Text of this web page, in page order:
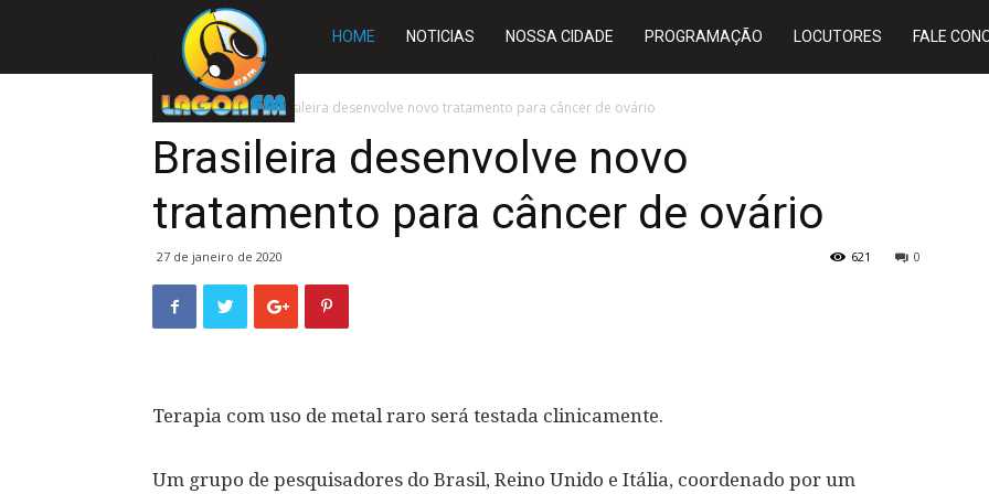
Rádio
Lagoa
FM
HOME NOTICIAS NOSSA CIDADE PROGRAMAÇÃO LOCUTORES FALE
Início BRASIL Brasileira desenvolve novo tratamento para câncer de ovário
Brasileira desenvolve novo
tratamento para câncer de ovário
27 de janeiro de 2020 0
621
Terapia com uso de metal raro será testada clinicamente.
Um grupo de pesquisadores do Brasil, Reino Unido e Itália, coordenado por um